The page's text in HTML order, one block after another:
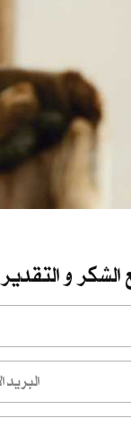
و التقدير